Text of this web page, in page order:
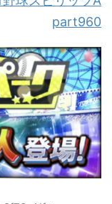
野球スピリッツA